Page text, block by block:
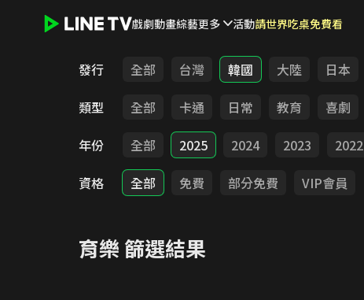
戲劇動畫綜藝更多 活動請世界吃桌免費看
發行 全部 台灣 韓國 大陸 日本
類型
全部 卡通 日常 教育 喜劇
年份
全部 2025 2024 2023 2022
資格
全部 免費 部分免費 VIP會員
育樂 篩選結果